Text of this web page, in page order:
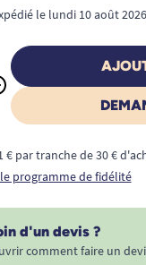
le lundi 10 août 2026
€ par tranche de 30 €
programme de fidélité
d'un devis ?
comment faire un